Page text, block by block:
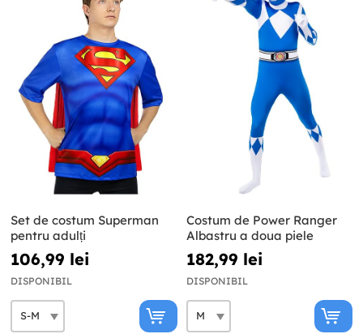
Set de costum Superman
pentru adulți
106,99 lei
DISPONIBIL
Costum de Power Ranger
Albastru a doua piele
182,99 lei
DISPONIBIL